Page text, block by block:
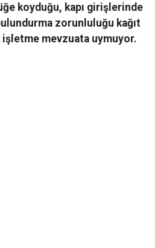
koyduğu, kapı girişlerinde
zorunluluğu kağıt
mevzuata uymuyor.